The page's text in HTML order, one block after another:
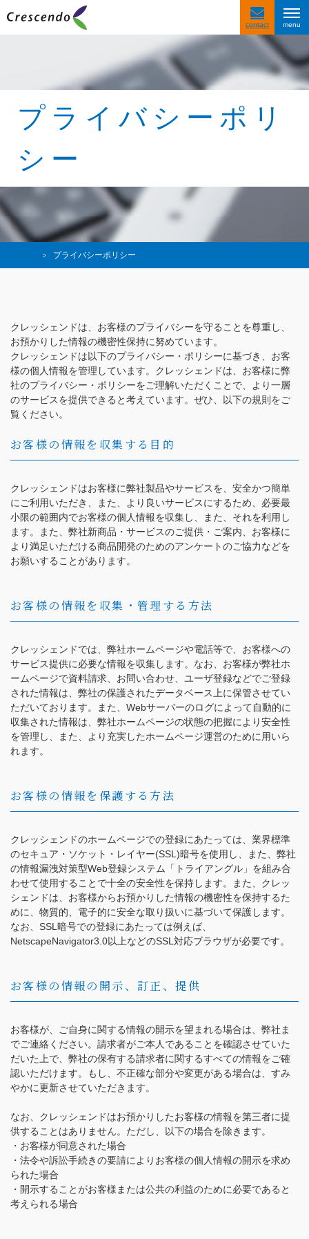
お客様の声
〒116-0013
東京都荒川区西日暮里4-1-2
西日暮里ACビル2F
土日祝日・お盆・年末年始を除く
contact
プライバシーポリ
シー
プライバシーポリシー
クレッシェンドは、お客様のプライバシーを守ることを尊重し、
お預かりした情報の機密性保持に努めています。
クレッシェンドは以下のプライバシー・ポリシーに基づき、お客
様の個人情報を管理しています。クレッシェンドは、お客様に弊
社のプライバシー・ポリシーをご理解いただくことで、より一層
のサービスを提供できると考えています。ぜひ、以下の規則をご
覧ください。
お客様の情報を収集する目的
クレッシェンドはお客様に弊社製品やサービスを、安全かつ簡単
にご利用いただき、また、より良いサービスにするため、必要最
小限の範囲内でお客様の個人情報を収集し、また、それを利用し
ます。また、弊社新商品・サービスのご提供・ご案内、お客様に
より満足いただける商品開発のためのアンケートのご協力などを
お願いすることがあります。
お客様の情報を収集・管理する方法
クレッシェンドでは、弊社ホームページや電話等で、お客様への
サービス提供に必要な情報を収集します。なお、お客様が弊社ホ
ームページで資料請求、お問い合わせ、ユーザ登録などでご登録
された情報は、弊社の保護されたデータベース上に保管させてい
ただいております。また、Webサーバーのログによって自動的に
収集された情報は、弊社ホームページの状態の把握により安全性
を管理し、また、より充実したホームページ運営のために用いら
れます。
お客様の情報を保護する方法
クレッシェンドのホームページでの登録にあたっては、業界標準
のセキュア・ソケット・レイヤー(SSL)暗号を使用し、また、弊社
の情報漏洩対策型Web登録システム「トライアングル」を組み合
わせて使用することで十全の安全性を保持します。また、クレッ
シェンドは、お客様からお預かりした情報の機密性を保持するた
めに、物質的、電子的に安全な取り扱いに基づいて保護します。
なお、SSL暗号での登録にあたっては例えば、
NetscapeNavigator3.0以上などのSSL対応ブラウザが必要です。
お客様の情報の開示、訂正、提供
お客様が、ご自身に関する情報の開示を望まれる場合は、弊社ま
でご連絡ください。請求者がご本人であることを確認させていた
だいた上で、弊社の保有する請求者に関するすべての情報をご確
認いただけます。もし、不正確な部分や変更がある場合は、すみ
やかに更新させていただきます。
なお、クレッシェンドはお預かりしたお客様の情報を第三者に提
供することはありません。ただし、以下の場合を除きます。
・お客様が同意された場合
・法令や訴訟手続きの要請によりお客様の個人情報の開示を求め
られた場合
・開示することがお客様または公共の利益のために必要であると
考えられる場合